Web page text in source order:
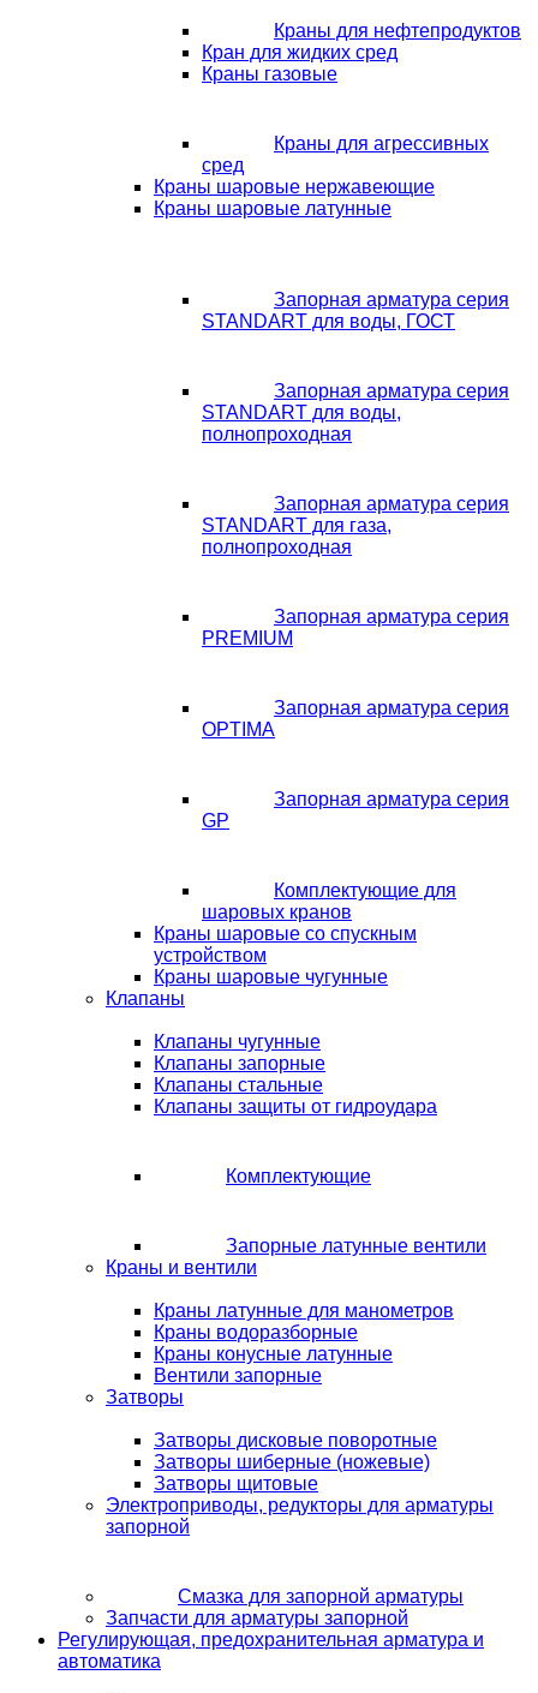
Краны для нефтепродуктов
Кран для жидких сред
Краны газовые
Краны для агрессивных
сред
Краны шаровые нержавеющие
Краны шаровые латунные
Запорная арматура серия
STANDART для воды, ГОСТ
Запорная арматура серия
STANDART для воды,
полнопроходная
Запорная арматура серия
STANDART для газа,
полнопроходная
Запорная арматура серия
PREMIUM
Запорная арматура серия
OPTIMA
Запорная арматура серия
GP
Комплектующие для
шаровых кранов
Краны шаровые со спускным
устройством
Краны шаровые чугунные
Клапаны
Клапаны чугунные
Клапаны запорные
Клапаны стальные
Клапаны защиты от гидроудара
Комплектующие
Запорные латунные вентили
Краны и вентили
Краны латунные для манометров
Краны водоразборные
Краны конусные латунные
Вентили запорные
Затворы
Затворы дисковые поворотные
Затворы шиберные (ножевые)
Затворы щитовые
Электроприводы, редукторы для арматуры
запорной
Смазка для запорной арматуры
Запчасти для арматуры запорной
Регулирующая, предохранительная арматура и
автоматика